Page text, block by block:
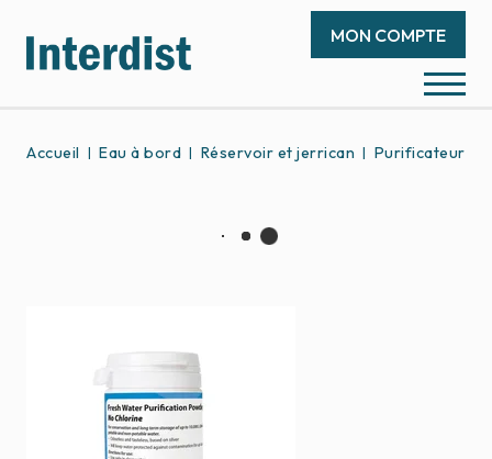
MON COMPTE
Accueil Eau à bord Réservoir et jerrican Purificateur